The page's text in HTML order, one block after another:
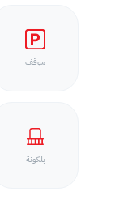
موقف
بلكونة